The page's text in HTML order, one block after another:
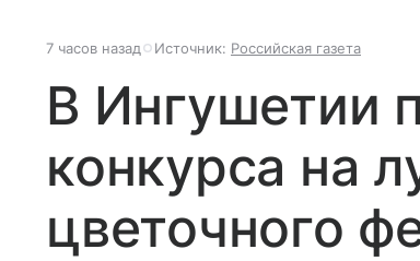
7 часов назад Источник: Российская газета
В Ингушетии
конкурса на
цветочного